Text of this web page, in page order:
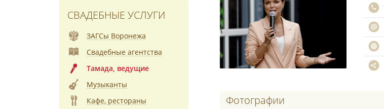
Фотографии
СВАДЕБНЫЕ УСЛУГИ
ЗАГСы Воронежа
Свадебные агентства
Тамада, ведущие
Музыканты
Кафе, рестораны